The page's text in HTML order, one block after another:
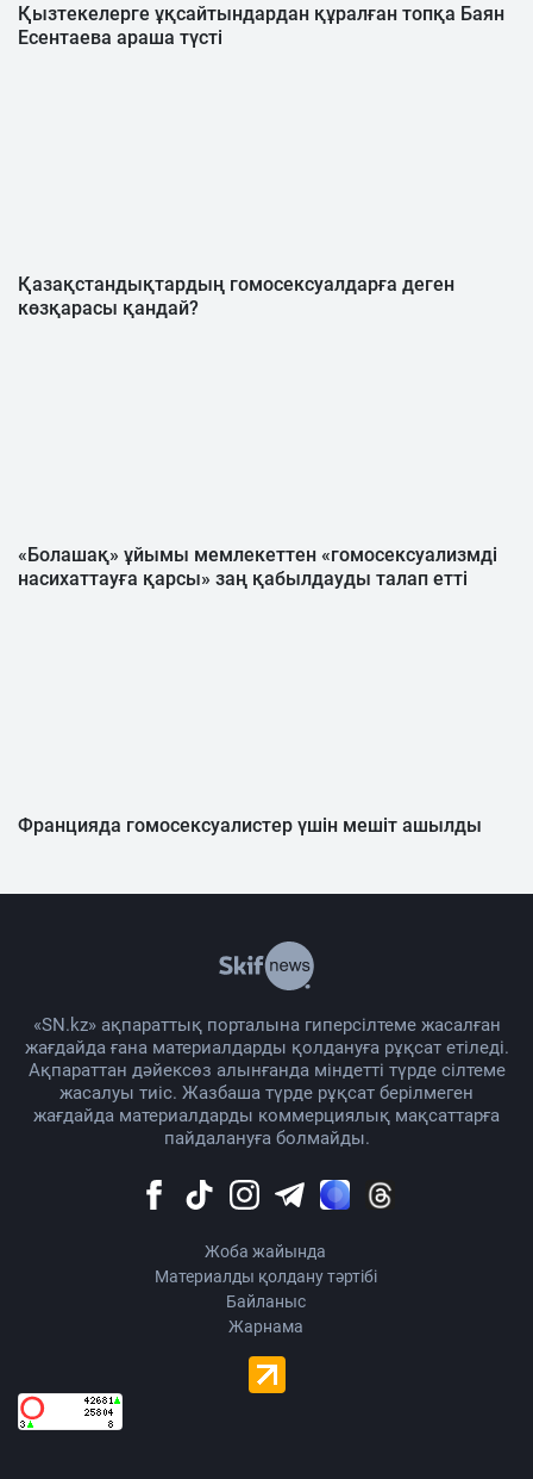
Қызтекелерге ұқсайтындардан құралған топқа Баян
Есентаева араша түсті
Қазақстандықтардың гомосексуалдарға деген
көзқарасы қандай?
«Болашақ» ұйымы мемлекеттен «гомосексуализмді
насихаттауға қарсы» заң қабылдауды талап етті
Францияда гомосексуалистер үшін мешіт ашылды
«SN.kz» ақпараттық порталына гиперсілтеме жасалған
жағдайда ғана материалдарды қолдануға рұқсат етіледі.
Ақпараттан дәйексөз алынғанда міндетті түрде сілтеме
жасалуы тиіс. Жазбаша түрде рұқсат берілмеген
жағдайда материалдарды коммерциялық мақсаттарға
пайдалануға болмайды.
Жоба жайында
Материалды қолдану тәртібі
Байланыс
Жарнама